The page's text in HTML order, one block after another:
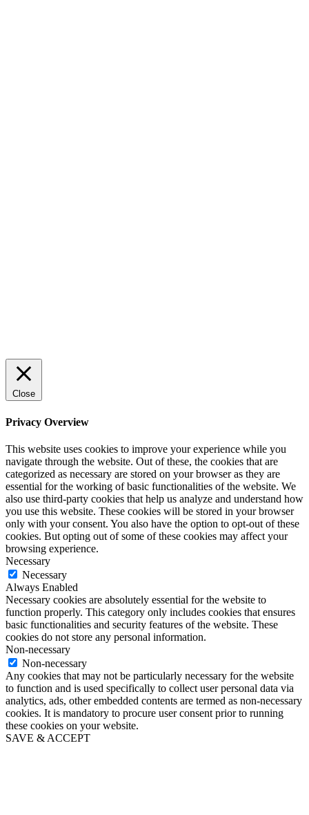
Close
Privacy Overview
This website uses cookies to improve your experience while you
navigate through the website. Out of these, the cookies that are
categorized as necessary are stored on your browser as they are
essential for the working of basic functionalities of the website. We
also use third-party cookies that help us analyze and understand how
you use this website. These cookies will be stored in your browser
only with your consent. You also have the option to opt-out of these
cookies. But opting out of some of these cookies may affect your
browsing experience.
Necessary
Necessary
Always Enabled
Necessary cookies are absolutely essential for the website to
function properly. This category only includes cookies that ensures
basic functionalities and security features of the website. These
cookies do not store any personal information.
Non-necessary
Non-necessary
Any cookies that may not be particularly necessary for the website
to function and is used specifically to collect user personal data via
analytics, ads, other embedded contents are termed as non-necessary
cookies. It is mandatory to procure user consent prior to running
these cookies on your website.
SAVE & ACCEPT